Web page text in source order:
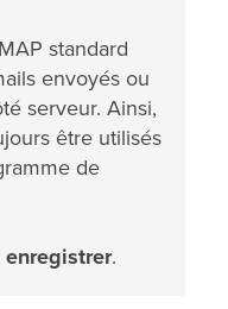
standard
envoyés ou
serveur. Ainsi,
être utilisés
de
enregistrer.